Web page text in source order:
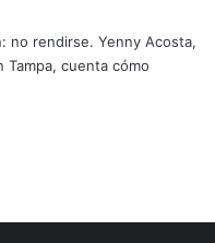
no rendirse. Yenny Acosta,
cuenta cómo